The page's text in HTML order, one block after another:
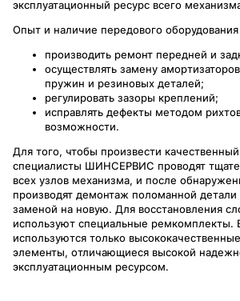
эксплуатационный ресурс всего
Опыт и наличие передового
производить ремонт передней и
осуществлять замену
пружин и резиновых деталей;
регулировать зазоры креплений;
исправлять дефекты методом
возможности.
Для того, чтобы произвести
специалисты ШИНСЕРВИС проводят
всех узлов механизма, и после
производят демонтаж поломанной
заменой на новую. Для восстановления
используют специальные ремкомплекты.
используются только
элементы, отличающиеся высокой
эксплуатационным ресурсом.